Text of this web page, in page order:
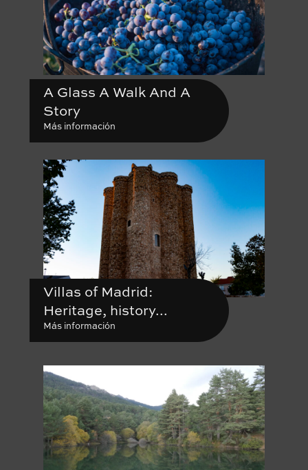
A Glass A Walk And A
Story
Más información
Villas of Madrid:
Heritage, history...
Más información